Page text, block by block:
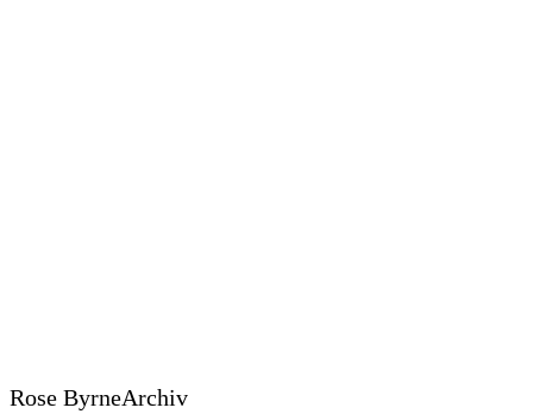
Rose ByrneArchiv